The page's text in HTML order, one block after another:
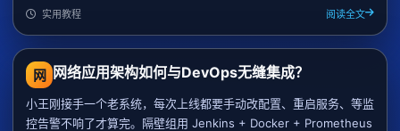
实用教程 阅读全文
网 网络应用架构如何与DevOps无缝集成？
小王刚接手一个老系统，每次上线都要手动改配置、重启服务、等监
控告警不响了才算完。隔壁组用 Jenkins + Docker + Prometheus